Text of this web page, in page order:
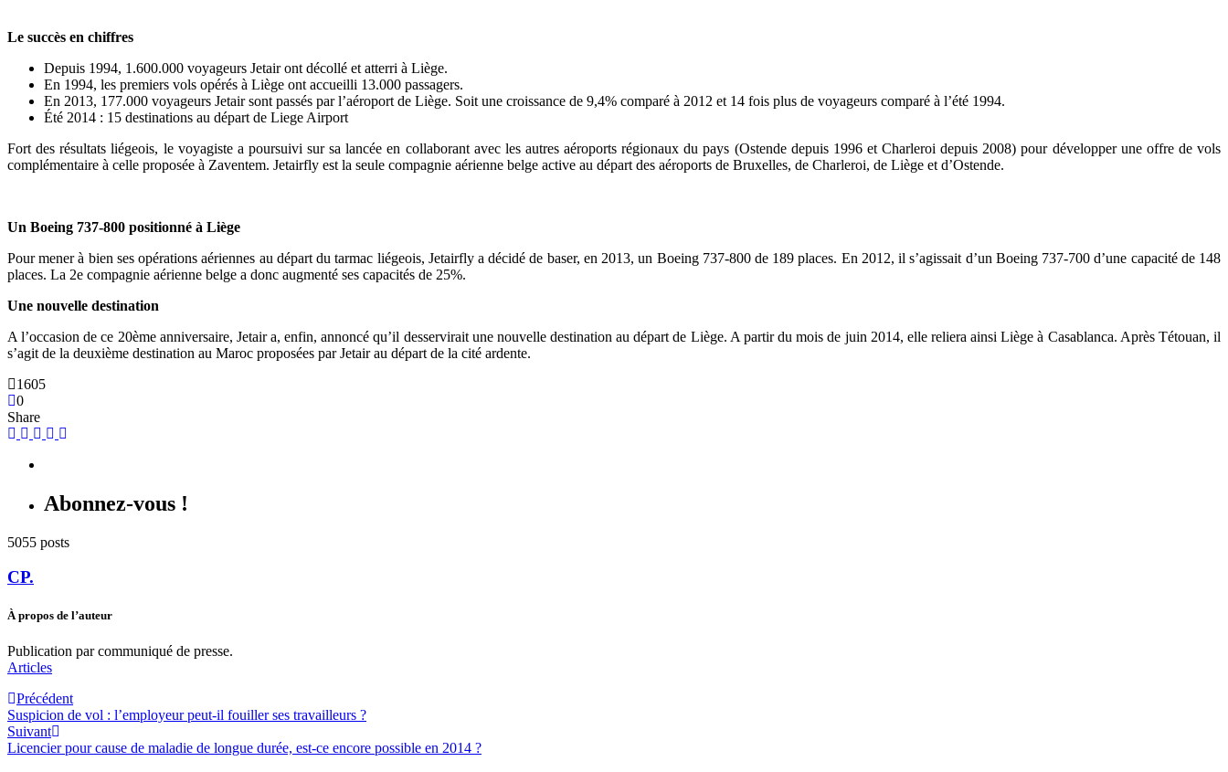
Le succès en chiffres
Depuis 1994, 1.600.000 voyageurs Jetair ont décollé et atterri à Liège.
En 1994, les premiers vols opérés à Liège ont accueilli 13.000 passagers.
En 2013, 177.000 voyageurs Jetair sont passés par l’aéroport de Liège. Soit une croissance de 9,4% comparé à 2012 et 14 fois plus de voyageurs comparé à l’été 1994.
Été 2014 : 15 destinations au départ de Liege Airport
Fort des résultats liégeois, le voyagiste a poursuivi sur sa lancée en collaborant avec les autres aéroports régionaux du pays (Ostende depuis 1996 et Charleroi depuis 2008) pour développer une offre de vols
complémentaire à celle proposée à Zaventem. Jetairfly est la seule compagnie aérienne belge active au départ des aéroports de Bruxelles, de Charleroi, de Liège et d’Ostende.
Un Boeing 737-800 positionné à Liège
Pour mener à bien ses opérations aériennes au départ du tarmac liégeois, Jetairfly a décidé de baser, en 2013, un Boeing 737-800 de 189 places. En 2012, il s’agissait d’un Boeing 737-700 d’une capacité de 148
places. La 2e compagnie aérienne belge a donc augmenté ses capacités de 25%.
Une nouvelle destination
A l’occasion de ce 20ème anniversaire, Jetair a, enfin, annoncé qu’il desservirait une nouvelle destination au départ de Liège. A partir du mois de juin 2014, elle reliera ainsi Liège à Casablanca. Après Tétouan, il
s’agit de la deuxième destination au Maroc proposées par Jetair au départ de la cité ardente.
1605
0
Share
Abonnez-vous !
5055 posts
CP.
À propos de l’auteur
Publication par communiqué de presse.
Articles
Précédent
Suspicion de vol : l’employeur peut-il fouiller ses travailleurs ?
Suivant
Licencier pour cause de maladie de longue durée, est-ce encore possible en 2014 ?